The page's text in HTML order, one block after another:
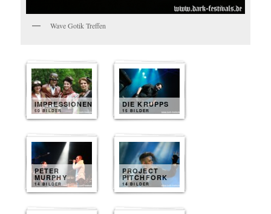
Wave Gotik Treffen
IMPRESSIONEN
50 BILDER
DIE KRUPPS
15 BILDER
PETER
MURPHY
14 BILDER
PROJECT
PITCHFORK
14 BILDER